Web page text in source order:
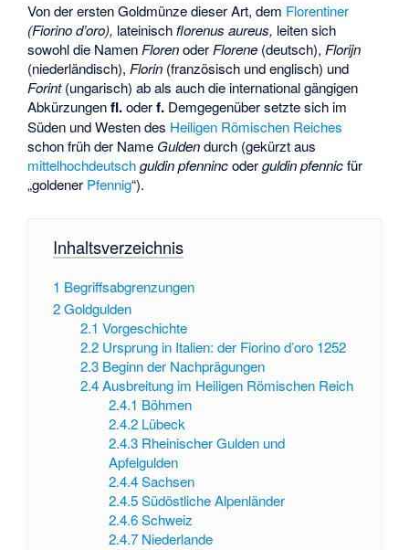
Von der ersten Goldmünze dieser Art, dem Florentiner
(Fiorino d’oro), lateinischflorenus aureus, leiten sich
sowohl die Namen Florenoder Florene (deutsch), Florijn
(niederländisch), Florin (französisch und englisch) und
Forint(ungarisch) ab als auch die international gängigen
Abkürzungenfl.oderf. Demgegenüber setzte sich im
Süden und Westen des Heiligen Römischen Reiches
schon früh der Name Guldendurch (gekürzt aus
mittelhochdeutsch guldin pfennincoderguldin pfennicfür
„goldener Pfennig“).
Inhaltsverzeichnis
1 Begriffsabgrenzungen
2Goldgulden
2.1 Vorgeschichte
2.2 Ursprung in Italien: der Fiorino d’oro 1252
2.3 Beginn der Nachprägungen
2.4 Ausbreitung im Heiligen Römischen Reich
2.4.1 Böhmen
2.4.2 Lübeck
2.4.3 Rheinischer Gulden und
Apfelgulden
2.4.4 Sachsen
2.4.5 Südöstliche Alpenländer
2.4.6 Schweiz
2.4.7 Niederlande